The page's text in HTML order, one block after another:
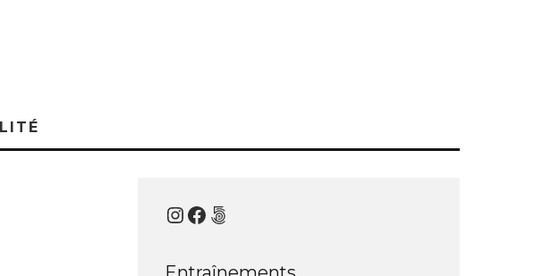
Instagram
Facebook
500px